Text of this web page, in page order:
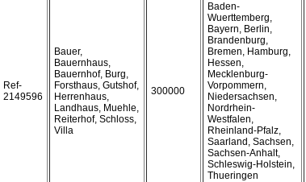
Ref-
2149596
Bauer,
Bauernhaus,
Bauernhof, Burg,
Forsthaus, Gutshof,
Herrenhaus,
Landhaus, Muehle,
Reiterhof, Schloss,
Villa
300000
Baden-
Wuerttemberg,
Bayern, Berlin,
Brandenburg,
Bremen, Hamburg,
Hessen,
Mecklenburg-
Vorpommern,
Niedersachsen,
Nordrhein-
Westfalen,
Rheinland-Pfalz,
Saarland, Sachsen,
Sachsen-Anhalt,
Schleswig-Holstein,
Thueringen